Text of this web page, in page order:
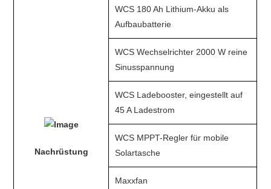
Nachrüstung
WCS 180 Ah Lithium-Akku als
Aufbaubatterie
WCS Wechselrichter 2000 W reine
Sinusspannung
WCS Ladebooster, eingestellt auf
45 A Ladestrom
WCS MPPT-Regler für mobile
Solartasche
Maxxfan